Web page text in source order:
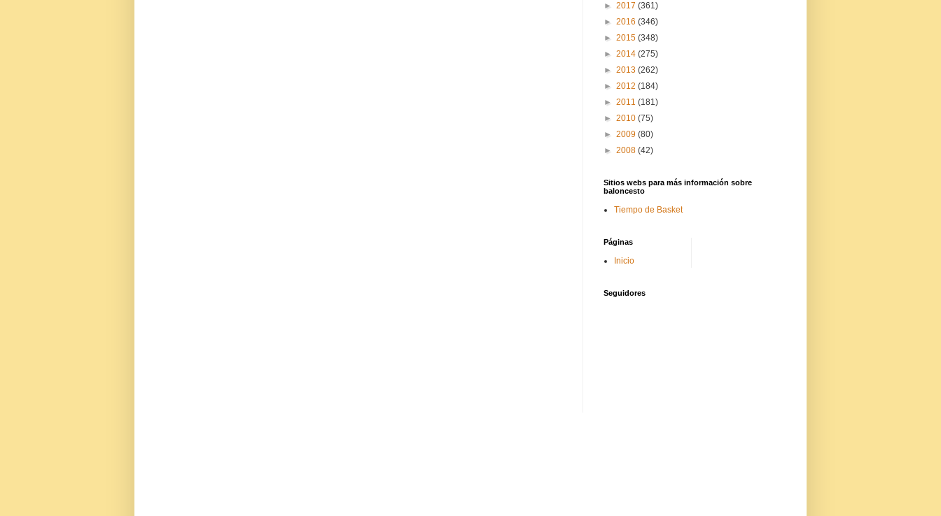
► 2017 (361)
► 2016 (346)
► 2015 (348)
► 2014 (275)
► 2013 (262)
► 2012 (184)
► 2011 (181)
► 2010 (75)
► 2009 (80)
► 2008 (42)
Sitios webs para más información sobre
baloncesto
Tiempo de Basket
Páginas
Inicio
Seguidores